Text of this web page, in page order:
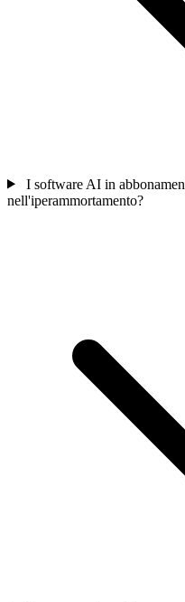
I software AI in
nell'iperammortamento?